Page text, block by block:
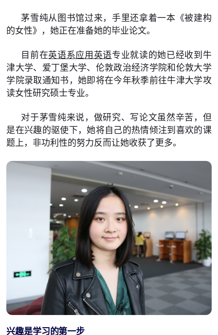
关于我们
茅雪纯从图书馆过来，手里还拿着一本《被建构
的女性》，她正在准备她的毕业论文。
目前在英语系应用英语专业就读的她已经收到牛
津大学、爱丁堡大学、伦敦政治经济学院和伦敦大学
学院录取通知书，她即将在今年秋季前往牛津大学攻
读女性研究硕士专业。
对于茅雪纯来说，做研究、写论文虽然辛苦，但
是在兴趣的驱使下，她将自己的热情倾注到喜欢的课
题上，非功利性的努力反而让她收获了更多。
兴趣是学习的第一步